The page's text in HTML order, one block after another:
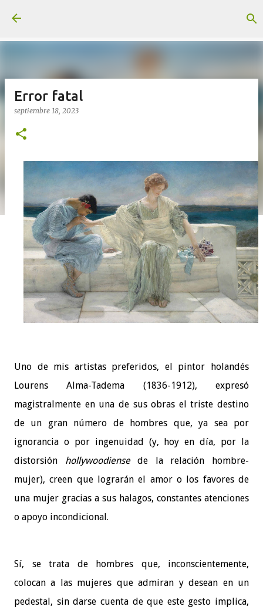
Error fatal
septiembre 18, 2023
Uno de mis artistas preferidos, el pintor holandés
Lourens Alma-Tadema (1836-1912), expresó
magistralmente en una de sus obras el triste destino
de un gran número de hombres que, ya sea por
ignorancia o por ingenuidad (y, hoy en día, por la
distorsión hollywoodiensede la relación hombre-
mujer), creen que lograrán el amor o los favores de
una mujer gracias a sus halagos, constantes atenciones
o apoyo incondicional.
Sí, se trata de hombres que, inconscientemente,
colocan a las mujeres que admiran y desean en un
pedestal, sin darse cuenta de que este gesto implica,